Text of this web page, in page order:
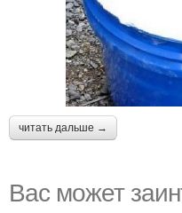
читать дальше →
Вас может